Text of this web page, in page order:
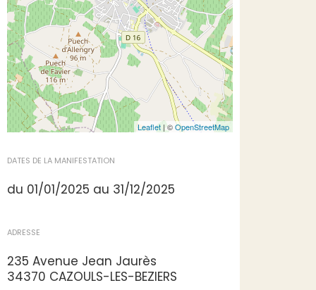
Leaflet | ©OpenStreetMap
DATES DE LA MANIFESTATION
du 01/01/2025 au 31/12/2025
ADRESSE
235 Avenue Jean Jaurès
34370 CAZOULS-LES-BEZIERS